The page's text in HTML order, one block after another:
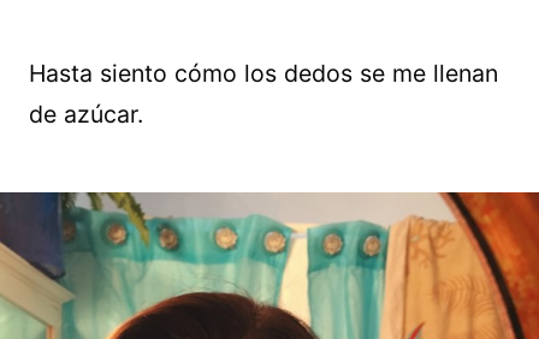
Hasta siento cómo los dedos se me llenan
de azúcar.